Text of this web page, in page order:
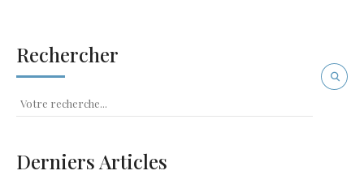
Rechercher
Derniers Articles